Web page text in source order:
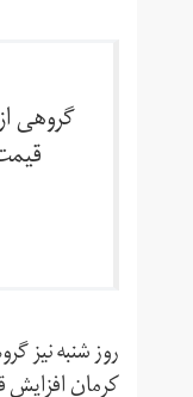
گروهی
روز شنبه نیز